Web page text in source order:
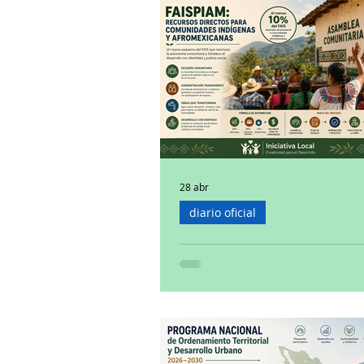
Federación publicó la Convocatoria y
Protocolo del proceso de consulta
informada sobre la Propuesta de
General de Derechos de los Pueblos
Afromexicanos. La consulta la
manera conjunta la Consejería
Ejecutivo Federal, la Secretaría de
el Instituto Nacional de los Pueblos
(INPI), con el acompañamiento del
Nacional de Pueblos
FAIS directo para
indígenas y
El pasado 27 de abril de 2026, la
Federación el Acuerdo por el que se
Lineamientos del componente
Afromexicano del Fondo de
diario oficial
28 abr